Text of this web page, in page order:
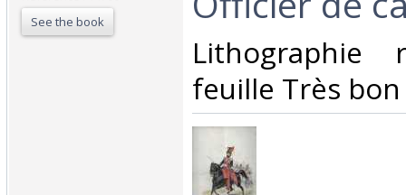
See the book
‎Lithographie
feuille Très